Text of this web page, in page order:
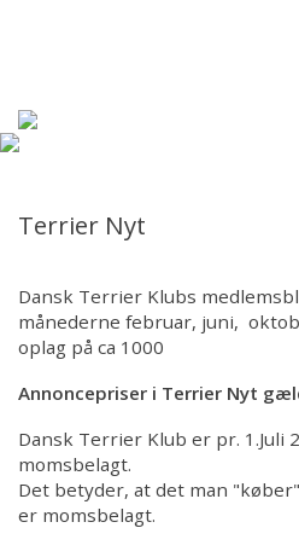
Om DTK
Racer
Udstilling/Show
Aktiviteter/kalender
Hvalpeliste
Terrier Nyt
Dansk Terrier Klubs
månederne februar, juni,
oplag på ca 1000
Annoncepriser i Terrier Nyt
Dansk Terrier Klub er pr. 1.Juli
momsbelagt.
Det betyder, at det man
er momsbelagt.